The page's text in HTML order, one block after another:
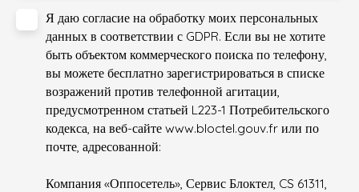
Я даю согласие на обработку моих персональных
данных в соответствии с GDPR. Если вы не хотите
быть объектом коммерческого поиска по телефону,
вы можете бесплатно зарегистрироваться в списке
возражений против телефонной агитации,
предусмотренном статьей L223-1 Потребительского
кодекса, на веб-сайте www.bloctel.gouv.fr или по
почте, адресованной:
Компания «Оппосетель», Сервис Блоктел, CS 61311,